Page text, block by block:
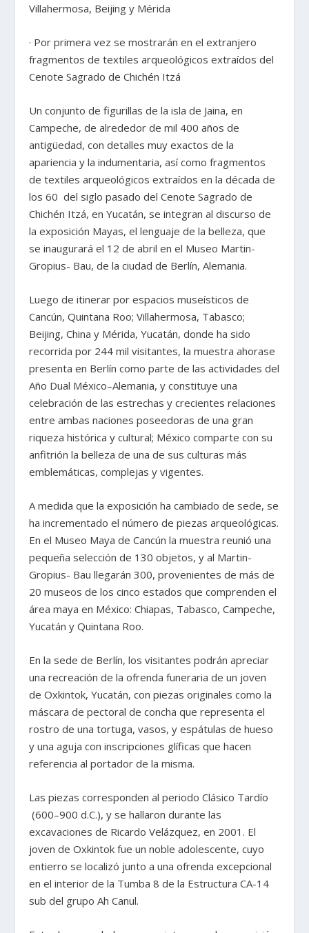
Villahermosa, Beijing y Mérida
· Por primera vez se mostrarán en el extranjero
fragmentos de textiles arqueológicos extraídos del
Cenote Sagrado de Chichén Itzá
Un conjunto de figurillas de la isla de Jaina, en
Campeche, de alrededor de mil 400 años de
antigüedad, con detalles muy exactos de la
apariencia y la indumentaria, así como fragmentos
de textiles arqueológicos extraídos en la década de
los 60 del siglo pasado del Cenote Sagrado de
Chichén Itzá, en Yucatán, se integran al discurso de
la exposición Mayas, el lenguaje de la belleza, que
se inaugurará el 12 de abril en el Museo Martin-
Gropius- Bau, de la ciudad de Berlín, Alemania.
Luego de itinerar por espacios museísticos de
Cancún, Quintana Roo; Villahermosa, Tabasco;
Beijing, China y Mérida, Yucatán, donde ha sido
recorrida por 244 mil visitantes, la muestra ahorase
presenta en Berlín como parte de las actividades del
Año Dual México–Alemania, y constituye una
celebración de las estrechas y crecientes relaciones
entre ambas naciones poseedoras de una gran
riqueza histórica y cultural; México comparte con su
anfitrión la belleza de una de sus culturas más
emblemáticas, complejas y vigentes.
A medida que la exposición ha cambiado de sede, se
ha incrementado el número de piezas arqueológicas.
En el Museo Maya de Cancún la muestra reunió una
pequeña selección de 130 objetos, y al Martin-
Gropius- Bau llegarán 300, provenientes de más de
20 museos de los cinco estados que comprenden el
área maya en México: Chiapas, Tabasco, Campeche,
Yucatán y Quintana Roo.
En la sede de Berlín, los visitantes podrán apreciar
una recreación de la ofrenda funeraria de un joven
de Oxkintok, Yucatán, con piezas originales como la
máscara de pectoral de concha que representa el
rostro de una tortuga, vasos, y espátulas de hueso
y una aguja con inscripciones glíficas que hacen
referencia al portador de la misma.
Las piezas corresponden al periodo Clásico Tardío
(600–900 d.C.), y se hallaron durante las
excavaciones de Ricardo Velázquez, en 2001. El
joven de Oxkintok fue un noble adolescente, cuyo
entierro se localizó junto a una ofrenda excepcional
en el interior de la Tumba 8 de la Estructura CA-14
sub del grupo Ah Canul.